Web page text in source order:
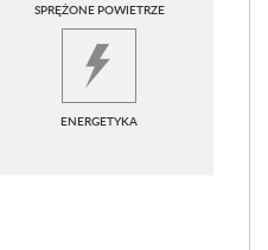
SPRĘŻONE POWIETRZE
ENERGETYKA